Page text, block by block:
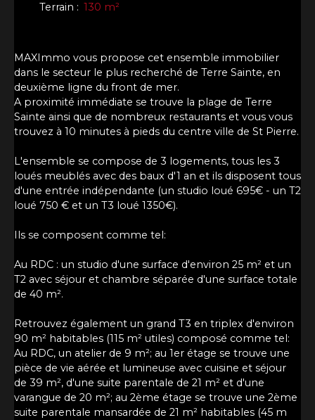
Terrain : 130 m²
MAXImmo vous propose cet ensemble immobilier
dans le secteur le plus recherché de Terre Sainte, en
deuxième ligne du front de mer.
A proximité immédiate se trouve la plage de Terre
Sainte ainsi que de nombreux restaurants et vous vous
trouvez à 10 minutes à pieds du centre ville de St Pierre.
L'ensemble se compose de 3 logements, tous les 3
loués meublés avec des baux d'1 an et ils disposent tous
d'une entrée indépendante (un studio loué 695€ - un T2
loué 750 € et un T3 loué 1350€).
Ils se composent comme tel:
Au RDC : un studio d'une surface d'environ 25 m² et un
T2 avec séjour et chambre séparée d'une surface totale
de 40 m².
Retrouvez également un grand T3 en triplex d'environ
90 m² habitables (115 m² utiles) composé comme tel:
Au RDC, un atelier de 9 m²; au 1er étage se trouve une
pièce de vie aérée et lumineuse avec cuisine et séjour
de 39 m², d'une suite parentale de 21 m² et d'une
varangue de 20 m²; au 2ème étage se trouve une 2ème
suite parentale mansardée de 21 m² habitables (45 m